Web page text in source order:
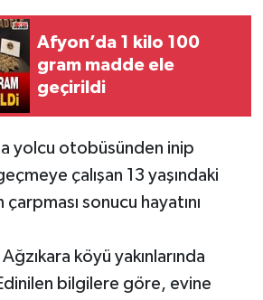
Afyon’da 1 kilo 100
gram madde ele
geçirildi
yolcu otobüsünden inip
çalışan 13 yaşındaki
sonucu hayatını
köyü yakınlarında
bilgilere göre, evine